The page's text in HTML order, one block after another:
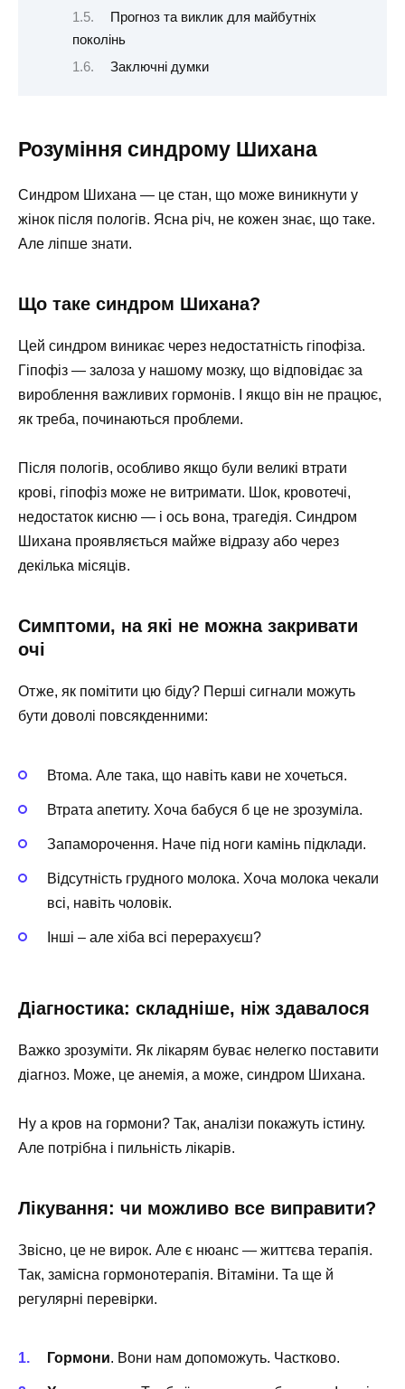
Прогноз та виклик для майбутніх
поколінь
Заключні думки
Розуміння синдрому Шихана
Синдром Шихана — це стан, що може виникнути у
жінок після пологів. Ясна річ, не кожен знає, що таке.
Але ліпше знати.
Що таке синдром Шихана?
Цей синдром виникає через недостатність гіпофіза.
Гіпофіз — залоза у нашому мозку, що відповідає за
вироблення важливих гормонів. І якщо він не працює,
як треба, починаються проблеми.
Після пологів, особливо якщо були великі втрати
крові, гіпофіз може не витримати. Шок, кровотечі,
недостаток кисню — і ось вона, трагедія. Синдром
Шихана проявляється майже відразу або через
декілька місяців.
Симптоми, на які не можна закривати
очі
Отже, як помітити цю біду? Перші сигнали можуть
бути доволі повсякденними:
Втома. Але така, що навіть кави не хочеться.
Втрата апетиту. Хоча бабуся б це не зрозуміла.
Запаморочення. Наче під ноги камінь підклади.
Відсутність грудного молока. Хоча молока чекали
всі, навіть чоловік.
Інші – але хіба всі перерахуєш?
Діагностика: складніше, ніж здавалося
Важко зрозуміти. Як лікарям буває нелегко поставити
діагноз. Може, це анемія, а може, синдром Шихана.
Ну а кров на гормони? Так, аналізи покажуть істину.
Але потрібна і пильність лікарів.
Лікування: чи можливо все виправити?
Звісно, це не вирок. Але є нюанс — життєва терапія.
Так, замісна гормонотерапія. Вітаміни. Та ще й
регулярні перевірки.
Гормони. Вони нам допоможуть. Частково.